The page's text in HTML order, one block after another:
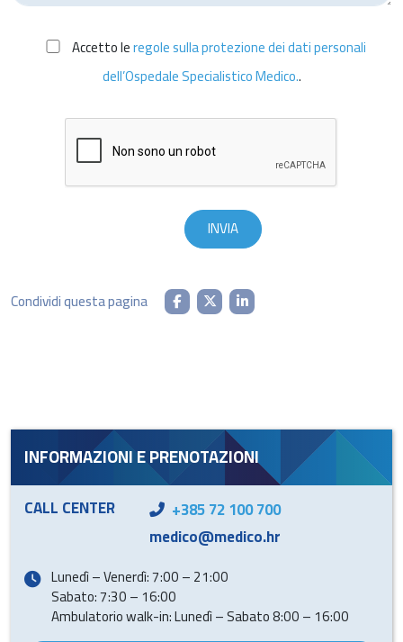
Accetto leregole sulla protezione dei dati personali
dell’Ospedale Specialistico Medico..
Condividi questa pagina
INFORMAZIONI E PRENOTAZIONI
CALL CENTER
+385 72 100 700
medico@medico.hr
Lunedì – Venerdì: 7:00 – 21:00
Sabato: 7:30 – 16:00
Ambulatorio walk-in: Lunedì – Sabato 8:00 – 16:00